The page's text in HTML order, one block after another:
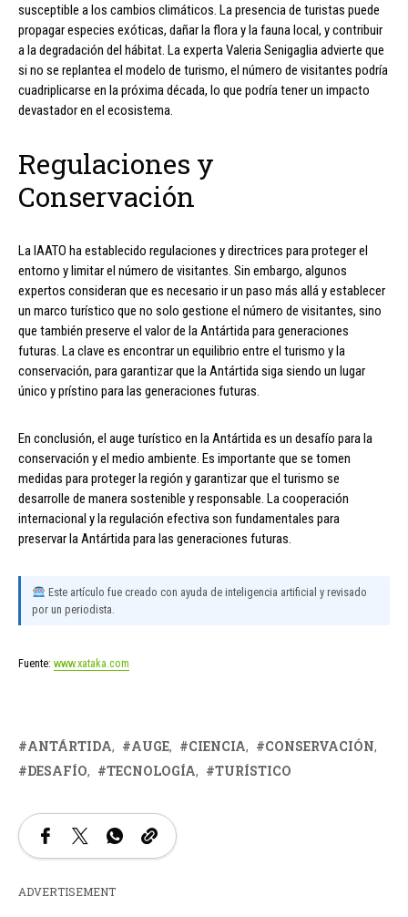
susceptible a los cambios climáticos. La presencia de turistas puede
propagar especies exóticas, dañar la flora y la fauna local, y contribuir
a la degradación del hábitat. La experta Valeria Senigaglia advierte que
si no se replantea el modelo de turismo, el número de visitantes podría
cuadriplicarse en la próxima década, lo que podría tener un impacto
devastador en el ecosistema.
Regulaciones y
Conservación
La IAATO ha establecido regulaciones y directrices para proteger el
entorno y limitar el número de visitantes. Sin embargo, algunos
expertos consideran que es necesario ir un paso más allá y establecer
un marco turístico que no solo gestione el número de visitantes, sino
que también preserve el valor de la Antártida para generaciones
futuras. La clave es encontrar un equilibrio entre el turismo y la
conservación, para garantizar que la Antártida siga siendo un lugar
único y prístino para las generaciones futuras.
En conclusión, el auge turístico en la Antártida es un desafío para la
conservación y el medio ambiente. Es importante que se tomen
medidas para proteger la región y garantizar que el turismo se
desarrolle de manera sostenible y responsable. La cooperación
internacional y la regulación efectiva son fundamentales para
preservar la Antártida para las generaciones futuras.
Este artículo fue creado con ayuda de inteligencia artificial y revisado
por un periodista.
Fuente: www.xataka.com
ANTÁRTIDA AUGE CIENCIA
CONSERVACIÓN
DESAFÍO
TECNOLOGÍA TURÍSTICO
ADVERTISEMENT